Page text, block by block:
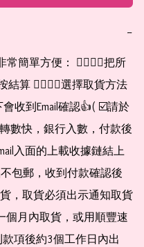
−
結算 👉🏻👉🏻選擇取貨方法
收到Email確認👍( ☑️請於
數快，銀行入數，付款後
入面的上載收據鏈結上
包郵，收到付款確認後
，取貨必須出示通知取貨
個月內取貨，或用順豐速
項後約3個工作日內出